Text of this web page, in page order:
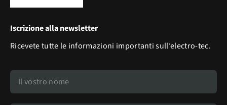
Iscrizione alla newsletter
Ricevete tutte le informazioni importanti sull’electro-tec.